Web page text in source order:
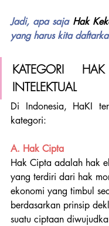
Jadi, apa saja
yang harus kita
KATEGORI
INTELEKTUAL
Di Indonesia, HaKI
kategori:
A. Hak Cipta
Hak Cipta adalah hak
yang terdiri dari hak
ekonomi yang timbul
berdasarkan prinsip
suatu ciptaan